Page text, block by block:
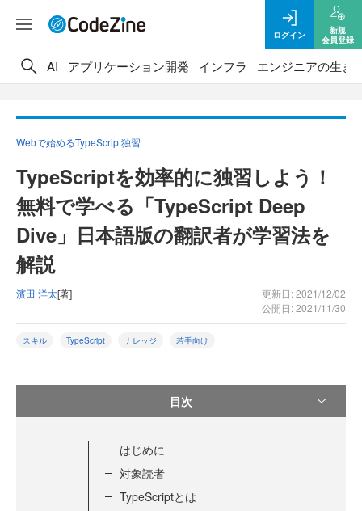
ログイン
新規
会員登録
AI アプリケーション開発 インフラ エンジニアの生き
Webで始めるTypeScript独習
TypeScriptを効率的に独習しよう！
無料で学べる「TypeScript Deep
Dive」日本語版の翻訳者が学習法を
解説
濱田 洋太[著]
更新日: 2021/12/02
公開日: 2021/11/30
スキル TypeScript ナレッジ 若手向け
目次
はじめに
対象読者
TypeScriptとは